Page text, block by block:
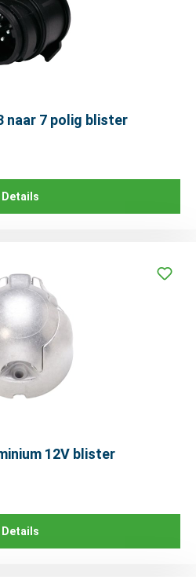
naar 7 polig blister
Details
12V blister
Details